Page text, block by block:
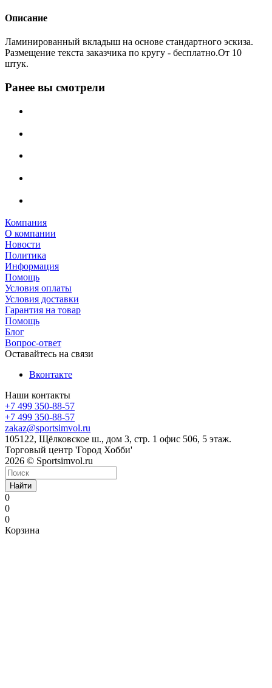
Описание
Ламинированный вкладыш на основе стандартного эскиза.
Размещение текста заказчика по кругу - бесплатно.От 10
штук.
Ранее вы смотрели
Компания
О компании
Новости
Политика
Информация
Помощь
Условия оплаты
Условия доставки
Гарантия на товар
Помощь
Блог
Вопрос-ответ
Оставайтесь на связи
Вконтакте
Наши контакты
+7 499 350-88-57
+7 499 350-88-57
zakaz@sportsimvol.ru
105122, Щёлковское ш., дом 3, стр. 1 офис 506, 5 этаж.
Торговый центр 'Город Хобби'
2026 © Sportsimvol.ru
Найти
0
0
0
Корзина